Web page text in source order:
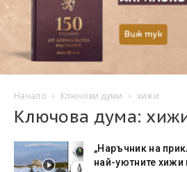
Начало Ключови думи хижи
Ключова дума:
„Наръчник на
най-уютните хижи